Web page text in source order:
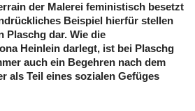
der Malerei feministisch besetzt
Beispiel hierfür stellen
Plaschg dar. Wie die
Heinlein darlegt, ist bei Plaschg
auch ein Begehren nach dem
als Teil eines sozialen Gefüges